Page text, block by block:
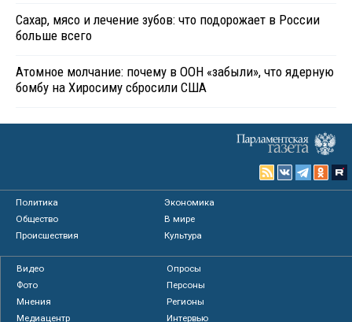
Сахар, мясо и лечение зубов: что подорожает в России
больше всего
Атомное молчание: почему в ООН «забыли», что ядерную
бомбу на Хиросиму сбросили США
Политика
Экономика
Общество
В мире
Происшествия
Культура
Видео
Опросы
Фото
Персоны
Мнения
Регионы
Медиацентр
Интервью